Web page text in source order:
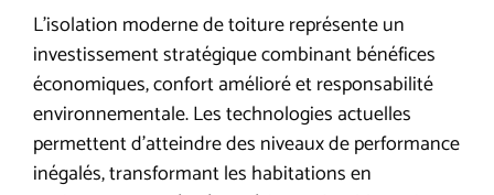
L’isolation moderne de toiture représente un
investissement stratégique combinant bénéfices
économiques, confort amélioré et responsabilité
environnementale. Les technologies actuelles
permettent d’atteindre des niveaux de performance
inégalés, transformant les habitations en